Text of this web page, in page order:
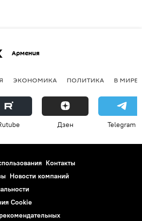
Армения
ЭКОНОМИКА ПОЛИТИКА В МИРЕ
Дзен Telegram
Контакты
Новости компаний
Cookie